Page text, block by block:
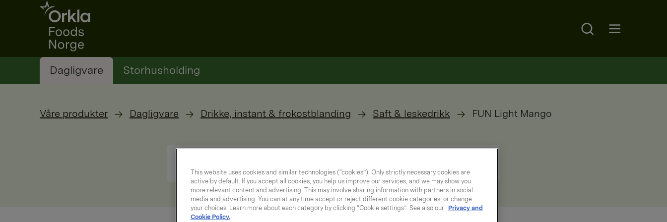
Go to frontpage
Search
Dagligvare Storhusholding
Våre produkter Dagligvare Drikke, instant & frokostblanding Saft & leskedrikk FUN Light Mango
This website uses cookies and similar technologies (“cookies”). Only strictly necessary cookies are
active by default. If you accept all cookies, you help us improve our services, and we may show you
more relevant content and advertising. This may involve sharing information with partners in social
media and advertising. You can at any time accept or reject different cookie categories, or change
your choices. Learn more about each category by clicking “Cookie settings”. See also our Privacy and
Cookie Policy.